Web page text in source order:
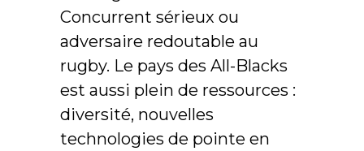
Concurrent sérieux ou
adversaire redoutable au
rugby. Le pays des All-Blacks
est aussi plein de ressources :
diversité, nouvelles
technologies de pointe en